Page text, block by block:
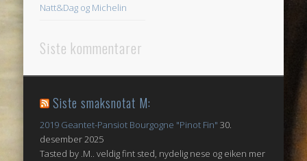
Natt&Dag og Michelin
Siste kommentarer
Siste smaksnotat M:
2019 Geantet-Pansiot Bourgogne "Pinot Fin" 30.
desember 2025
Tasted by .M.. veldig fint sted, nydelig nese og eiken mer